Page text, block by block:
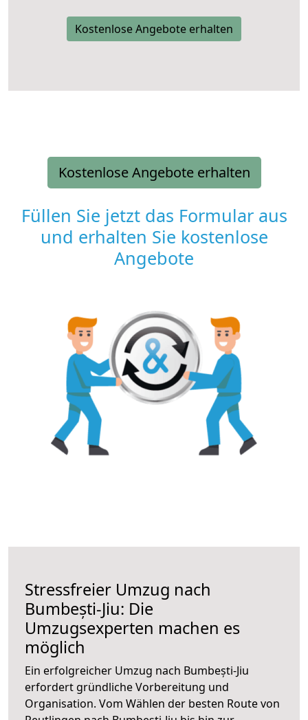
Kostenlose Angebote erhalten
Kostenlose Angebote erhalten
Füllen Sie jetzt das Formular aus
und erhalten Sie kostenlose
Angebote
Stressfreier Umzug nach
Bumbești-Jiu: Die
Umzugsexperten machen es
möglich
Ein erfolgreicher Umzug nach Bumbești-Jiu
erfordert gründliche Vorbereitung und
Organisation. Vom Wählen der besten Route von